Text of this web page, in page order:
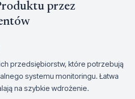
przez
przedsiębiorstw, które potrzebują
systemu monitoringu. Łatwa
na szybkie wdrożenie.